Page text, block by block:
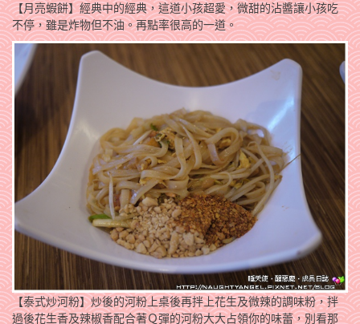
【月亮蝦餅】經典中的經典，這道小孩超愛，微甜的沾醬讓小孩吃
不停，雖是炸物但不油。再點率很高的一道。
【泰式炒河粉】炒後的河粉上桌後再拌上花生及微辣的調味粉，拌
過後花生香及辣椒香配合著Ｑ彈的河粉大大占領你的味蕾，別看那